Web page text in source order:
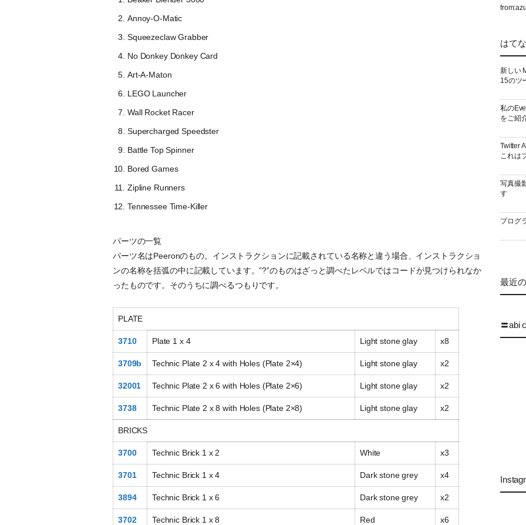
Annoy-O-Matic
Squeezeclaw Grabber
No Donkey Donkey Card
Art-A-Maton
LEGO Launcher
Wall Rocket Racer
Supercharged Speedster
Battle Top Spinner
Bored Games
Zipline Runners
Tennessee Time-Killer
パーツの一覧
パーツ名はPeeronのもの。インストラクションに記載されている名称と違う場合、インストラクショ
ンの名称を括弧の中に記載しています。”?”のものはざっと調べたレベルではコードが見つけられなか
ったものです。そのうちに調べるつもりです。
PLATE
3710 Plate 1 x 4 Light stone glay x8
3709b Technic Plate 2 x 4 with Holes (Plate 2×4) Light stone glay x2
32001 Technic Plate 2 x 6 with Holes (Plate 2×6) Light stone glay x2
3738 Technic Plate 2 x 8 with Holes (Plate 2×8) Light stone glay x2
BRICKS
3700 Technic Brick 1 x 2 White x3
3701 Technic Brick 1 x 4 Dark stone grey x4
3894 Technic Brick 1 x 6 Dark stone grey x2
3702 Technic Brick 1 x 8 Red x6
はて
新しい
15のツ
私の
をご紹
Twitter
これは
写真撮
す
プログ
最近
〓abi